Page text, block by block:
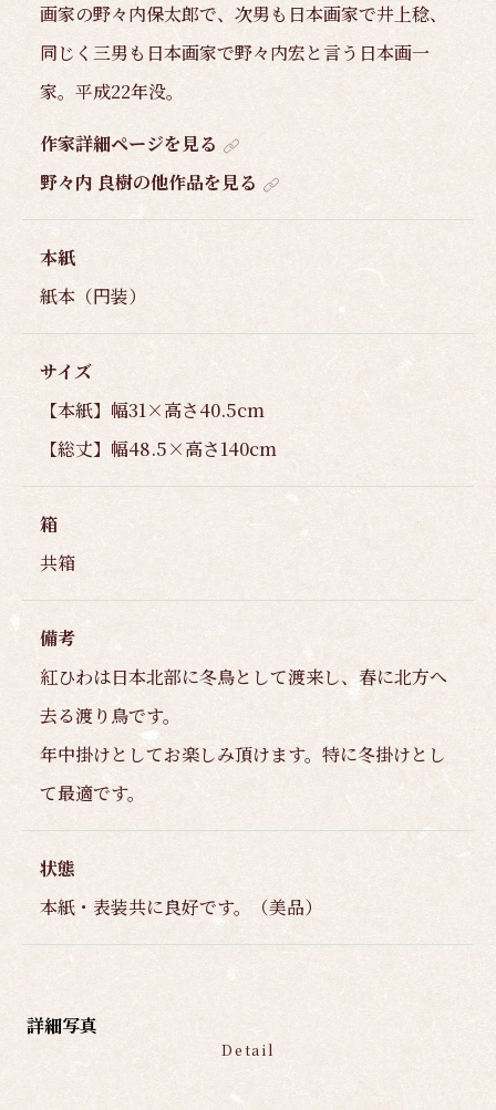
画家の野々内保太郎で、次男も日本画家で井上稔、
同じく三男も日本画家で野々内宏と言う日本画一
家。平成22年没。
作家詳細ページを見る
野々内 良樹の他作品を見る
本紙
紙本（円装）
サイズ
【本紙】幅31×高さ40.5cm
【総丈】幅48.5×高さ140cm
箱
共箱
備考
紅ひわは日本北部に冬鳥として渡来し、春に北方へ
去る渡り鳥です。
年中掛けとしてお楽しみ頂けます。特に冬掛けとし
て最適です。
状態
本紙・表装共に良好です。（美品）
詳細写真
Detail